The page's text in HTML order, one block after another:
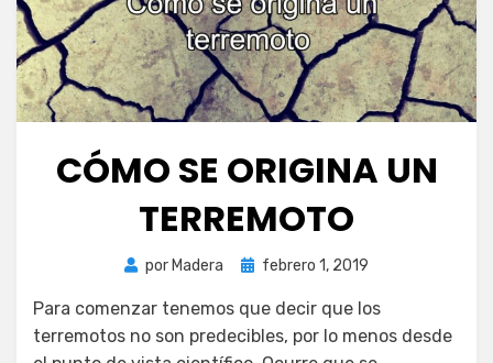
CÓMO SE ORIGINA UN
TERREMOTO
por Madera
Publicada
febrero 1, 2019
Para comenzar tenemos que decir que los
terremotos no son predecibles, por lo menos desde